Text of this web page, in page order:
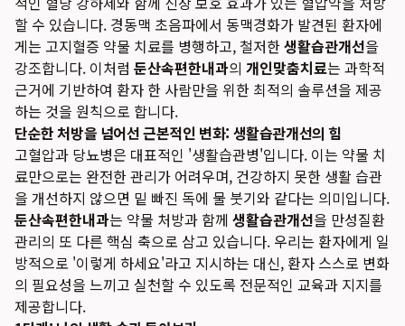
할 수 있습니다. 경동맥 초음파에서 동맥경화가 발견된 환자에
게는 고지혈증 약물 치료를 병행하고, 철저한생활습관개선을
강조합니다. 이처럼 둔산속편한내과의 개인맞춤치료는 과학적
근거에 기반하여 환자 한 사람만을 위한 최적의 솔루션을 제공
하는 것을 원칙으로 합니다.
단순한 처방을 넘어선 근본적인 변화: 생활습관개선의 힘
고혈압과 당뇨병은 대표적인 '생활습관병'입니다. 이는 약물 치
료만으로는 완전한 관리가 어려우며, 건강하지 못한 생활 습관
을 개선하지 않으면 밑 빠진 독에 물 붓기와 같다는 의미입니다.
둔산속편한내과는 약물 처방과 함께 생활습관개선을 만성질환
관리의 또 다른 핵심 축으로 삼고 있습니다. 우리는 환자에게 일
방적으로 '이렇게 하세요'라고 지시하는 대신, 환자 스스로 변화
의 필요성을 느끼고 실천할 수 있도록 전문적인 교육과 지지를
제공합니다.